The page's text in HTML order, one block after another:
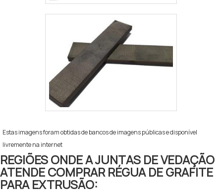
Estas imagens foram obtidas de bancos de imagens públicas e disponível
livremente na internet
REGIÕES ONDE A JUNTAS DE VEDAÇÃO
ATENDE COMPRAR RÉGUA DE GRAFITE
PARA EXTRUSÃO: